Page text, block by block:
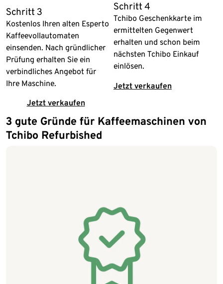
Schritt 3
Kostenlos Ihren alten Esperto
Kaffeevollautomaten
einsenden. Nach gründlicher
Prüfung erhalten Sie ein
verbindliches Angebot für
Ihre Maschine.
Schritt 4
Tchibo Geschenkkarte im
ermittelten Gegenwert
erhalten und schon beim
nächsten Tchibo Einkauf
einlösen.
Jetzt verkaufen
Jetzt verkaufen
3 gute Gründe für Kaffeemaschinen von
Tchibo Refurbished